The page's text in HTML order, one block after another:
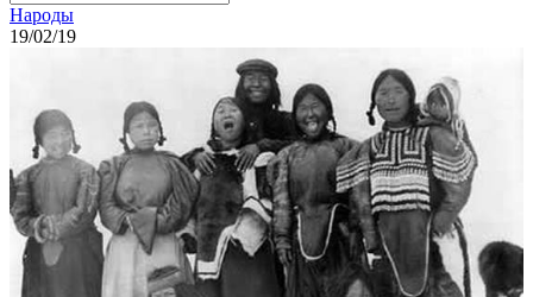
Народы
19/02/19